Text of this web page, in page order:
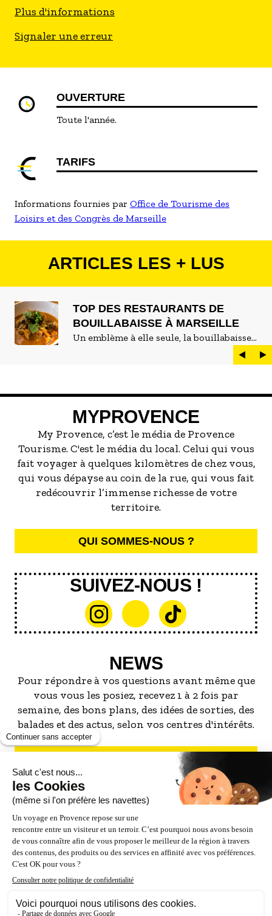
Plus d'informations
Signaler une erreur
OUVERTURE
Toute l'année.
TARIFS
Informations fournies par Office de Tourisme des
Loisirs et des Congrès de Marseille
ARTICLES LES + LUS
TOP DES RESTAURANTS DE
BOUILLABAISSE À MARSEILLE
Un emblème à elle seule, la bouillabaisse
est LE plat marseillais par excellence. On
peut d'ailleurs vite être submergé·e par la
servir la meilleure...
MYPROVENCE
My Provence, c’est le média de Provence
Tourisme. C'est le média du local. Celui qui vous
fait voyager à quelques kilomètres de chez vous,
qui vous dépayse au coin de la rue, qui vous fait
redécouvrir l’immense richesse de votre
territoire.
QUI SOMMES-NOUS ?
SUIVEZ-NOUS !
NEWS
Pour répondre à vos questions avant même que
vous vous les posiez, recevez 1 à 2 fois par
semaine, des bons plans, des idées de sorties, des
balades et des actus, selon vos centres d'intérêts.
S'INSCRIRE À LA NEWSLETTER
NOS PARTENAIRES
ESPACE PRO / PRESSE